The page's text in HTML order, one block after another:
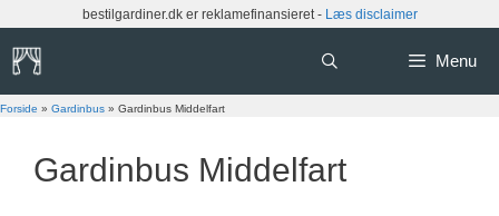
indhold
bestilgardiner.dk er reklamefinansieret - Læs disclaimer
Menu
Forside » Gardinbus » Gardinbus Middelfart
Gardinbus Middelfart